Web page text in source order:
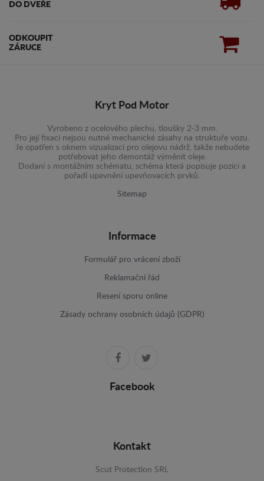
DO DVEŘE
ODKOUPIT
ZÁRUCE
Kryt Pod Motor
Vyrobeno z ocelového plechu, tloušky 2-3 mm.
Pro její fixaci nejsou nutné mechanické zásahy na struktuře vozu.
Je opatřen s oknem vizualizací pro olejovu nádrž, takže nebudete
potřebovat jeho demontáž výměnit oleje.
Dodaní s montážním schématu, schéma která popisuje pozici a
pořadí upevnění upevňovacích prvků.
Sitemap
Informace
Formulář pro vrácení zboží
Reklamační řád
Resení sporu online
Zásady ochrany osobních údajů (GDPR)
Facebook
Kontakt
Scut Protection SRL